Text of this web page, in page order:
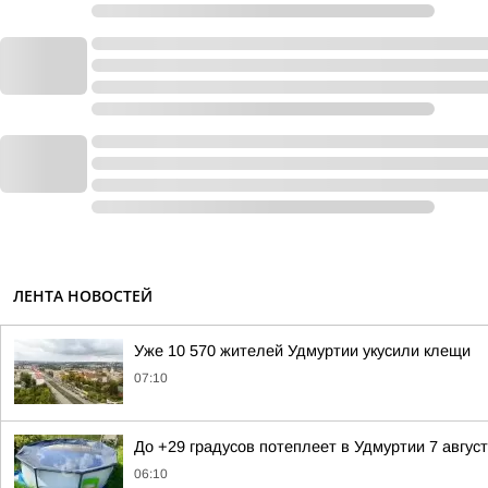
ЛЕНТА НОВОСТЕЙ
Уже 10 570 жителей Удмуртии укусили клещи
07:10
До +29 градусов потеплеет в Удмуртии 7
06:10